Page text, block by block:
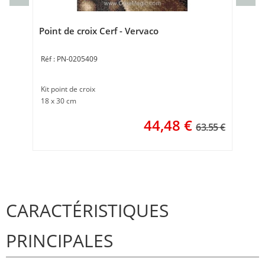
Point de croix Cerf - Vervaco
PN-0205409
Kit point de croix
18 x 30 cm
44,48 € 63.55 €
CARACTÉRISTIQUES
PRINCIPALES